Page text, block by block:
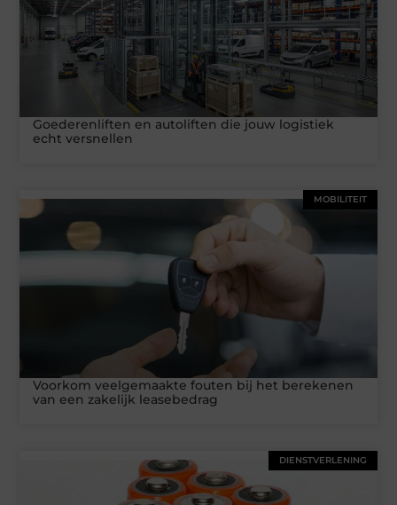
Goederenliften en autoliften die jouw logistiek
echt versnellen
MOBILITEIT
Voorkom veelgemaakte fouten bij het berekenen
van een zakelijk leasebedrag
DIENSTVERLENING